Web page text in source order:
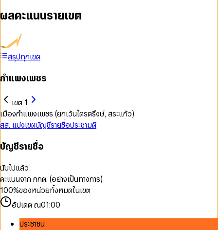
ผลคะแนนรายเขต
สรุปทุกเขต
กำแพงเพชร
เขต 1
เมืองกำแพงเพชร (ยกเว้นไตรตรึงษ์, สระแก้ว)
สส. แบ่งเขตบัญชีรายชื่อประชามติ
บัญชีรายชื่อ
นับไปแล้ว
คะแนนจาก กกต. (อย่างเป็นทางการ)
100%ของหน่วยทั้งหมดในเขต
อัปเดต ณ01:00
ประชาชน